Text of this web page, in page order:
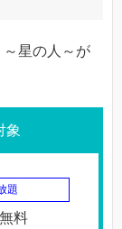
星の人～が
象
題
料